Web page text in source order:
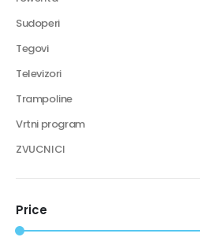
Sudoperi
Tegovi
Televizori
Trampoline
Vrtni program
ZVUCNICI
Price